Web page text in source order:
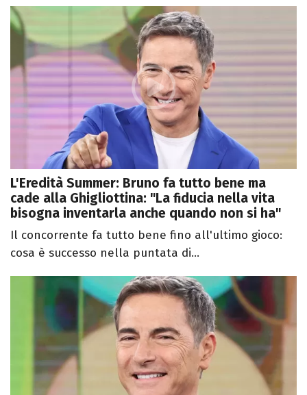
L'Eredità Summer: Bruno fa tutto bene ma
cade alla Ghigliottina: "La fiducia nella vita
bisogna inventarla anche quando non si ha"
Il concorrente fa tutto bene fino all'ultimo gioco:
cosa è successo nella puntata di...